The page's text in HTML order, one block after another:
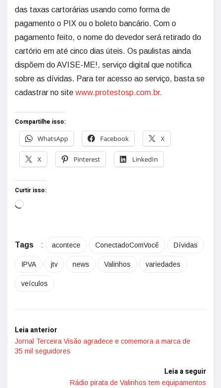
das taxas cartorárias usando como forma de
pagamento o PIX ou o boleto bancário. Com o
pagamento feito, o nome do devedor será retirado do
cartório em até cinco dias úteis. Os paulistas ainda
dispõem do AVISE-ME!, serviço digital que notifica
sobre as dívidas. Para ter acesso ao serviço, basta se
cadastrar no site www.protestosp.com.br.
Compartilhe isso:
WhatsApp
Facebook X
X Pinterest LinkedIn
Curtir isso:
Tags : acontece ConectadoComVocê Dívidas
IPVA jtv news Valinhos variedades
veículos
Leia anterior
Jornal Terceira Visão agradece e comemora a marca de
35 mil seguidores
Leia a seguir
Rádio pirata de Valinhos tem equipamentos